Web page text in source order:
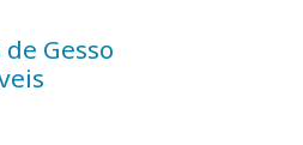
Gesso